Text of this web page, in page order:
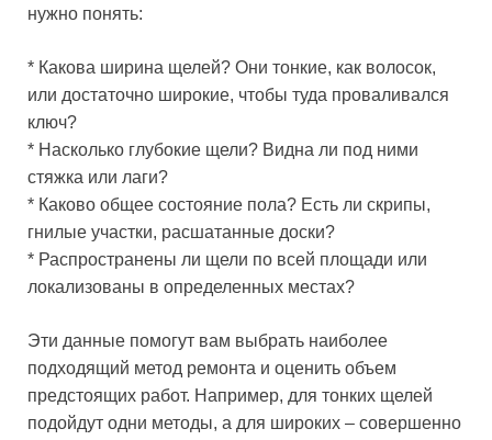
нужно понять:
* Какова ширина щелей? Они тонкие, как волосок,
или достаточно широкие, чтобы туда проваливался
ключ?
* Насколько глубокие щели? Видна ли под ними
стяжка или лаги?
* Каково общее состояние пола? Есть ли скрипы,
гнилые участки, расшатанные доски?
* Распространены ли щели по всей площади или
локализованы в определенных местах?
Эти данные помогут вам выбрать наиболее
подходящий метод ремонта и оценить объем
предстоящих работ. Например, для тонких щелей
подойдут одни методы, а для широких – совершенно